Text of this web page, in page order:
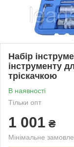
Набір
інструменту
тріскачкою
В наявності
Тільки опт
1 001 ₴
Мінімальне